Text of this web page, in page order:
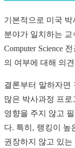
기본적으로 미국
분야가 일치하는
Computer Science
의 여부에 대해 의
결론부터 말하자면
많은 박사과정 프
영향을 주지 않고
다. 특히, 랭킹이 높
권장하지 않고 있